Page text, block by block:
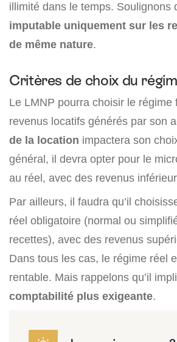
illimité dans le temps. Soulignons
imputable uniquement sur les
de même nature.
Critères de choix du
Le LMNP pourra choisir le régime
revenus locatifs générés par son
de la location impactera son
général, il devra opter pour le
au réel, avec des revenus
Par ailleurs, il faudra qu’il
réel obligatoire (normal ou
recettes), avec des revenus
Dans tous les cas, le régime réel
rentable. Mais rappelons qu’il
comptabilité plus exigeante.